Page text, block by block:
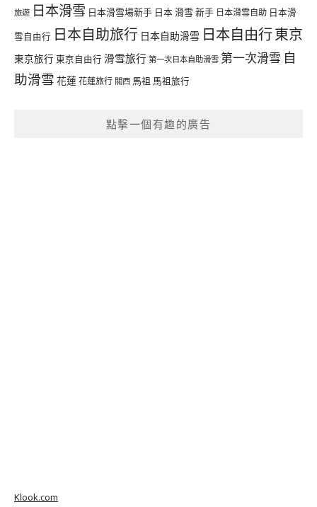
旅遊 日本滑雪 日本滑雪場新手 日本 滑雪 新手 日本滑雪自助 日本滑
雪自由行 日本自助旅行 日本自助滑雪 日本自由行東京
東京旅行 東京自由行 滑雪旅行 第一次日本自助滑雪 第一次滑雪 自
助滑雪 花蓮花蓮旅行 關西 馬祖 馬祖旅行
點擊一個有趣的廣告
Klook.com